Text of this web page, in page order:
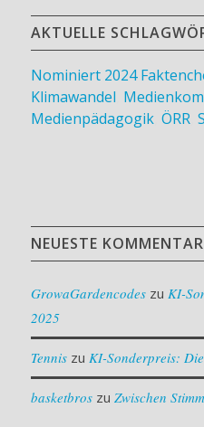
AKTUELLE
Nominiert 2024
Klimawandel
Medienpädagogik, ÖRR,
NEUESTE
GrowaGardencodeszu KI-
2025
Tenniszu KI-Sonderpreis:
basketbroszu Zwischen